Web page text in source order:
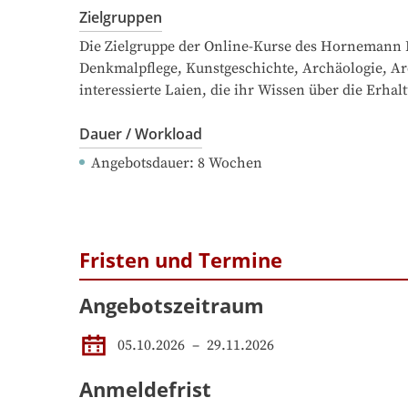
Zielgruppen
Die Zielgruppe der Online-Kurse des
Denkmalpflege, Kunstgeschichte, Archäologie,
interessierte Laien, die ihr Wissen über die
Dauer / Workload
Angebotsdauer: 8 Wochen
Fristen und Termine
Angebotszeitraum
05.10.2026 – 29.11.2026
Anmeldefrist